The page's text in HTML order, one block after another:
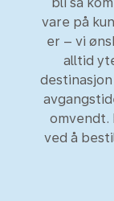
vare på
er – vi
alltid
omvendt.
ved å